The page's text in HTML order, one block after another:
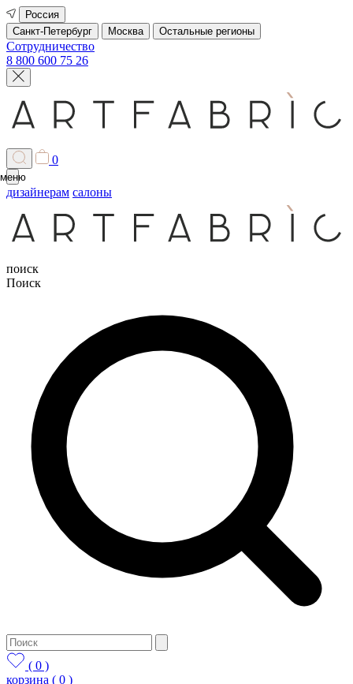
Россия
Санкт-Петербург
Москва Остальные регионы
Сотрудничество
8 800 600 75 26
0
меню
дизайнерам салоны
поиск
Поиск
( 0 )
корзина ( 0 )